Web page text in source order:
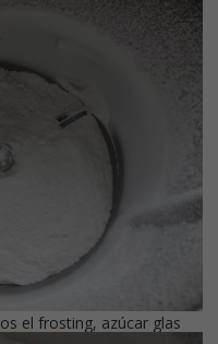
el frosting, azúcar glas